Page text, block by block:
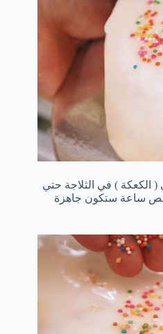
( الكعكة ) في الثلاجة حتي
نص ساعة ستكون جاهزة